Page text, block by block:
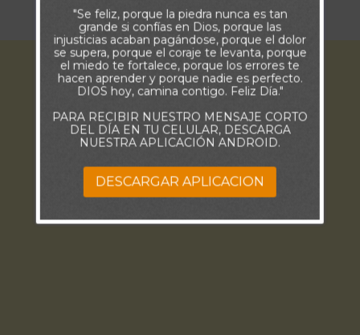
Feliz y Bendecido Día.
"Se feliz, porque la piedra nunca es tan
grande si confías en Dios, porque las
injusticias acaban pagándose, porque el dolor
se supera, porque el coraje te levanta, porque
el miedo te fortalece, porque los errores te
hacen aprender y porque nadie es perfecto.
DIOS hoy, camina contigo. Feliz Día."
PARA RECIBIR NUESTRO MENSAJE CORTO
DEL DÍA EN TU CELULAR, DESCARGA
NUESTRA APLICACIÓN ANDROID.
DESCARGAR APLICACION